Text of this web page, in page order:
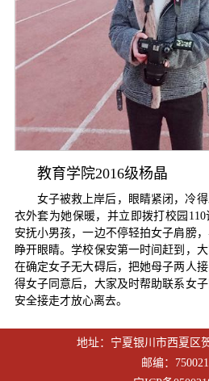
教育学院2016级杨晶
女子被救上岸后，眼睛紧闭，冷
衣外套为她保暖，并立即拨打校园
安抚小男孩，一边不停轻拍女子肩膀
睁开眼睛。学校保安第一时间赶到，
在确定女子无大碍后，把她母子两人
得女子同意后，大家及时帮助联系女
安全接走才放心离去。
地址：宁夏银川市西夏区
邮编：